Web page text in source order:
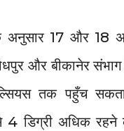
अनुसार 17 और 18
और बीकानेर
तक पहुँच
4 डिग्री अधिक रहने